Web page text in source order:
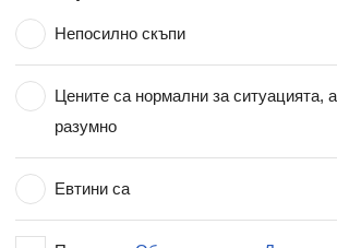
Непосилно скъпи
Цените са нормални за ситуацията,
разумно
Евтини са